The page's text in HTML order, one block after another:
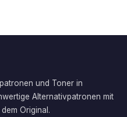
und Toner in
Alternativpatronen mit
Original.